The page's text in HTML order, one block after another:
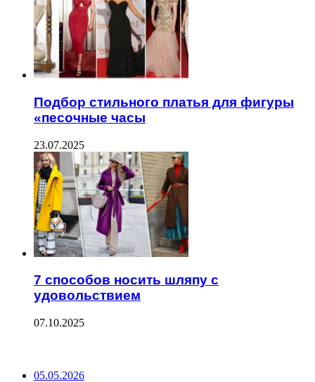
Подбор стильного платья для фигуры
«песочные часы
23.07.2025
7 способов носить шляпу с
удовольствием
07.10.2025
05.05.2026